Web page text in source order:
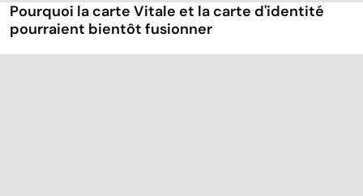
Pourquoi la carte Vitale et la carte d'identité
pourraient bientôt fusionner